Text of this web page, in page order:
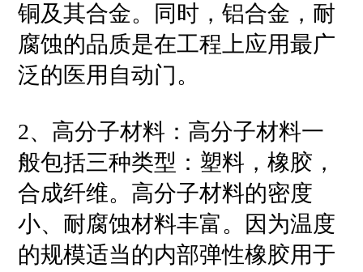
铜及其合金。同时，铝合金，耐
腐蚀的品质是在工程上应用最广
泛的医用自动门。
2、高分子材料：高分子材料一
般包括三种类型：塑料，橡胶，
合成纤维。高分子材料的密度
小、耐腐蚀材料丰富。因为温度
的规模适当的内部弹性橡胶用于